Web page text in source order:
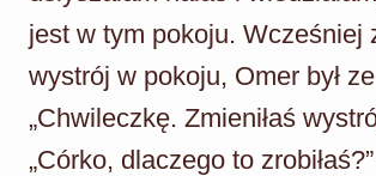
jest w tym pokoju. Wcześniej
wystrój w pokoju, Omer był
„Chwileczkę. Zmieniłaś
„Córko, dlaczego to